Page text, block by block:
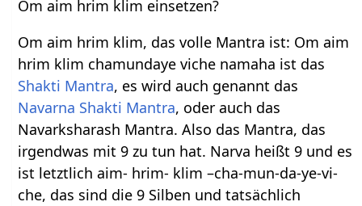
Om aim hrim klim einsetzen?
Om aim hrim klim, das volle Mantra ist: Om aim
hrim klim chamundaye viche namaha ist das
Shakti Mantra, es wird auch genannt das
Navarna Shakti Mantra, oder auch das
Navarksharash Mantra. Also das Mantra, das
irgendwas mit 9 zu tun hat. Narva heißt 9 und es
ist letztlich aim- hrim- klim –cha-mun-da-ye-vi-
che, das sind die 9 Silben und tatsächlich